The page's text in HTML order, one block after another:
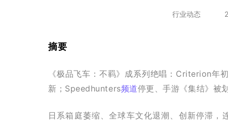
行业动态
摘要
《极品飞车：不羁》成系列绝唱：Criterion年
新；Speedhunters频道停更、手游《集结》被
日系箱庭萎缩、全球车文化退潮、创新停滞